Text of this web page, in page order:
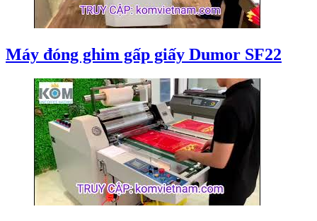
Máy đóng ghim gấp giấy Dumor SF22